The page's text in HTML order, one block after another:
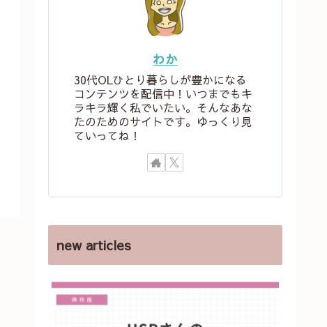
わか
30代OLひとり暮らしが豊かになる
コンテンツを配信中！いつまでもキ
ラキラ輝く私でいたい。そんなあな
たのためのサイトです。ゆっくり見
ていってね！
new articles